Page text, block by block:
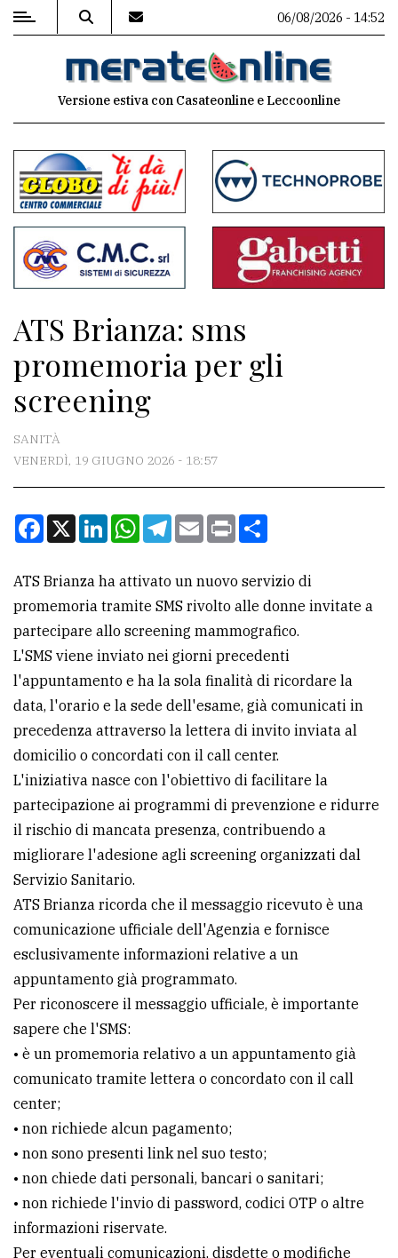
MENU
commenti
Contenuti
del
sito
Associazioni
Meteo
CONTATTI
Scrivici
pubblicità
CERCA
Ricerca
avanzata
LE
ALTRE
PRIVACY
Privacy
Cookie
policy
06/08/2026 - 14:52
Versione estiva con Casateonline e Leccoonline
ATS Brianza: sms
promemoria per gli
screening
SANITÀ
VENERDÌ, 19 GIUGNO 2026 - 18:57
Facebook
X LinkedInWhatsApp
Telegram
EmailPrint
ATS Brianza ha attivato un nuovo servizio di
promemoria tramite SMS rivolto alle donne invitate a
partecipare allo screening mammografico.
L'SMS viene inviato nei giorni precedenti
l'appuntamento e ha la sola finalità di ricordare la
data, l'orario e la sede dell'esame, già comunicati in
precedenza attraverso la lettera di invito inviata al
domicilio o concordati con il call center.
L'iniziativa nasce con l'obiettivo di facilitare la
partecipazione ai programmi di prevenzione e ridurre
il rischio di mancata presenza, contribuendo a
migliorare l'adesione agli screening organizzati dal
Servizio Sanitario.
ATS Brianza ricorda che il messaggio ricevuto è una
comunicazione ufficiale dell'Agenzia e fornisce
esclusivamente informazioni relative a un
appuntamento già programmato.
Per riconoscere il messaggio ufficiale, è importante
sapere che l'SMS:
• è un promemoria relativo a un appuntamento già
comunicato tramite lettera o concordato con il call
center;
• non richiede alcun pagamento;
• non sono presenti link nel suo testo;
• non chiede dati personali, bancari o sanitari;
• non richiede l'invio di password, codici OTP o altre
informazioni riservate.
Per eventuali comunicazioni, disdette o modifiche